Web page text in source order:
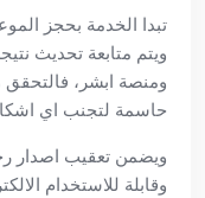
تبدا الخدمة بحجز
ويتم متابعة تحديث
ومنصة ابشر،
حاسمة لتجنب اي
ويضمن تعقيب اصدار
وقابلة للاستخدام